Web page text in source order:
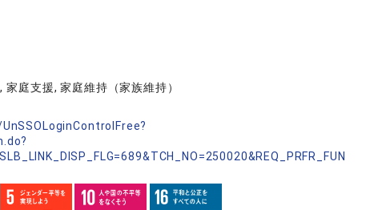
庭支援, 家庭維持（家族維持）